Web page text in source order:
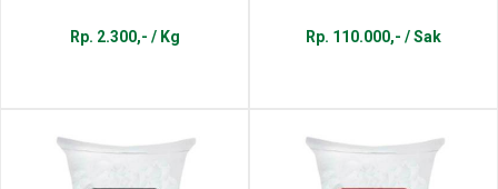
Rp. 2.300,- / Kg Rp. 110.000,- / Sak